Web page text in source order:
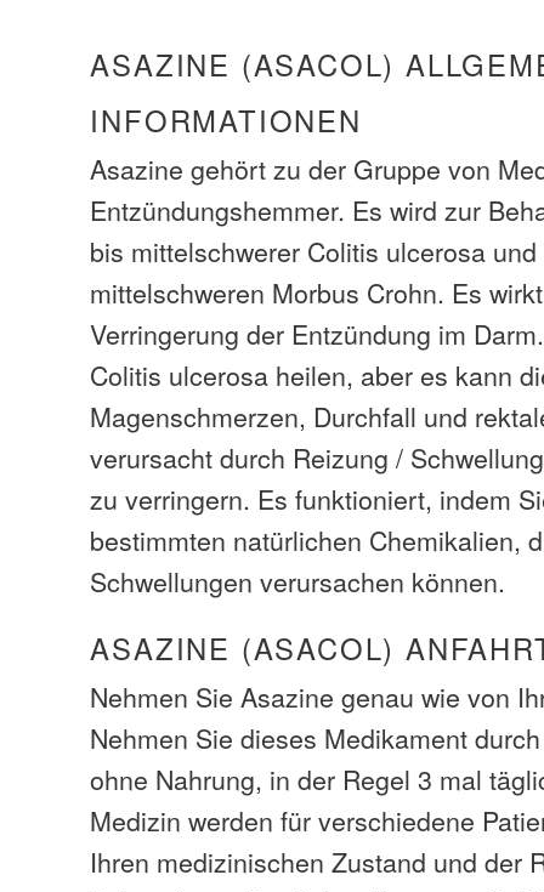
ASAZINE (ASACOL)
INFORMATIONEN
Asazine gehört zu der Gruppe von
Entzündungshemmer. Es wird zur
bis mittelschwerer Colitis ulcerosa
mittelschweren Morbus Crohn. Es
Verringerung der Entzündung im
Colitis ulcerosa heilen, aber es kann
Magenschmerzen, Durchfall und
verursacht durch Reizung /
zu verringern. Es funktioniert, indem
bestimmten natürlichen Chemikalien,
Schwellungen verursachen können.
ASAZINE (ASACOL)
Nehmen Sie Asazine genau wie von
Nehmen Sie dieses Medikament
ohne Nahrung, in der Regel 3 mal
Medizin werden für verschiedene
Ihren medizinischen Zustand und der